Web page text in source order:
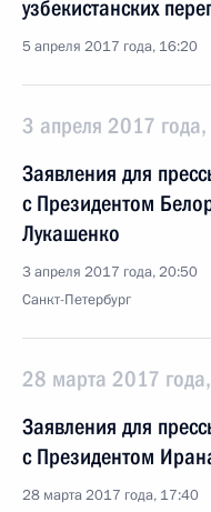
узбекистанских
5 апреля 2017 года, 16:20
3 апреля 2017
Заявления для
с Президентом
Лукашенко
3 апреля 2017 года, 20:50
Санкт-Петербург
28 марта 2017
Заявления для
с Президентом
28 марта 2017 года, 17:40